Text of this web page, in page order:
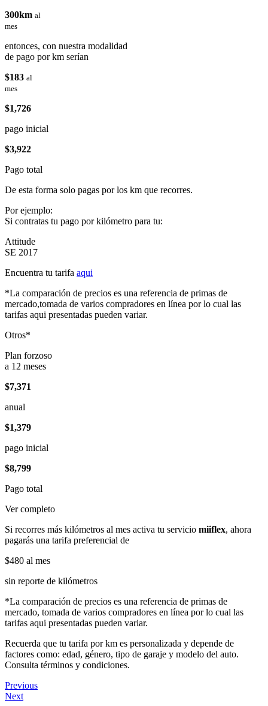
300km al
mes
entonces, con nuestra modalidad
de pago por km serían
$183 al
mes
$1,726
pago inicial
$3,922
Pago total
De esta forma solo pagas por los km que recorres.
Por ejemplo:
Si contratas tu pago por kilómetro para tu:
Attitude
SE 2017
Encuentra tu tarifa aqui
*La comparación de precios es una referencia de primas de
mercado,tomada de varios compradores en línea por lo cual las
tarifas aqui presentadas pueden variar.
Otros*
Plan forzoso
a 12 meses
$7,371
anual
$1,379
pago inicial
$8,799
Pago total
Ver completo
Si recorres más kilómetros al mes activa tu servicio miiflex, ahora
pagarás una tarifa preferencial de
$480 al mes
sin reporte de kilómetros
*La comparación de precios es una referencia de primas de
mercado, tomada de varios compradores en línea por lo cual las
tarifas aqui presentadas pueden variar.
Recuerda que tu tarifa por km es personalizada y depende de
factores como: edad, género, tipo de garaje y modelo del auto.
Consulta términos y condiciones.
Previous
Next